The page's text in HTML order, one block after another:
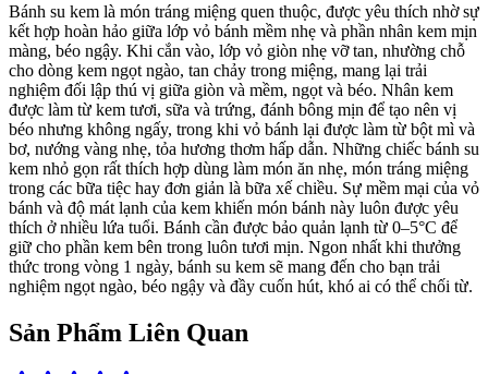
Bánh su kem là món tráng miệng quen thuộc, được yêu thích nhờ sự
kết hợp hoàn hảo giữa lớp vỏ bánh mềm nhẹ và phần nhân kem mịn
màng, béo ngậy. Khi cắn vào, lớp vỏ giòn nhẹ vỡ tan, nhường chỗ
cho dòng kem ngọt ngào, tan chảy trong miệng, mang lại trải
nghiệm đối lập thú vị giữa giòn và mềm, ngọt và béo. Nhân kem
được làm từ kem tươi, sữa và trứng, đánh bông mịn để tạo nên vị
béo nhưng không ngấy, trong khi vỏ bánh lại được làm từ bột mì và
bơ, nướng vàng nhẹ, tỏa hương thơm hấp dẫn. Những chiếc bánh su
kem nhỏ gọn rất thích hợp dùng làm món ăn nhẹ, món tráng miệng
trong các bữa tiệc hay đơn giản là bữa xế chiều. Sự mềm mại của vỏ
bánh và độ mát lạnh của kem khiến món bánh này luôn được yêu
thích ở nhiều lứa tuổi. Bánh cần được bảo quản lạnh từ 0–5°C để
giữ cho phần kem bên trong luôn tươi mịn. Ngon nhất khi thưởng
thức trong vòng 1 ngày, bánh su kem sẽ mang đến cho bạn trải
nghiệm ngọt ngào, béo ngậy và đầy cuốn hút, khó ai có thể chối từ.
Sản Phẩm Liên Quan